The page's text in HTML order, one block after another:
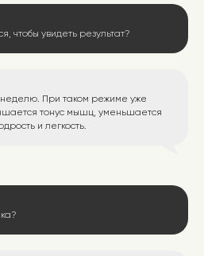
чтобы увидеть результат?
При таком режиме уже
тонус мышц, уменьшается
и легкость.